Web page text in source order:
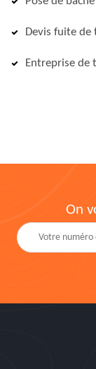
Devis fuite de
Entreprise de
On